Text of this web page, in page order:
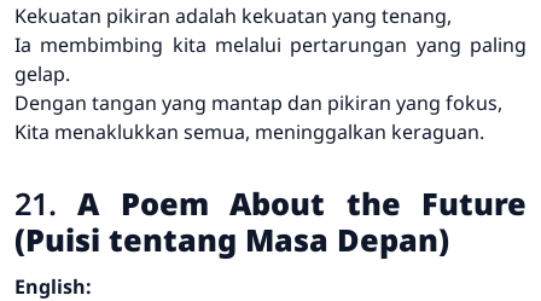
Kekuatan pikiran adalah kekuatan yang tenang,
Ia membimbing kita melalui pertarungan yang paling
gelap.
Dengan tangan yang mantap dan pikiran yang fokus,
Kita menaklukkan semua, meninggalkan keraguan.
21.A Poem About the Future
(Puisi tentang Masa Depan)
English: